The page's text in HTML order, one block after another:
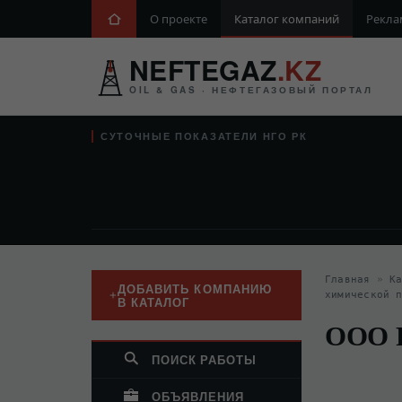
О проекте Каталог компаний
NEFTEGAZ.KZ
OIL & GAS · НЕФТЕГАЗОВЫЙ ПОРТАЛ
СУТОЧНЫЕ ПОКАЗАТЕЛИ НГО РК
ДОБАВИТЬ КОМПАНИЮ
В КАТАЛОГ
ПОИСК РАБОТЫ
ОБЪЯВЛЕНИЯ
Главная »
химической
ООО